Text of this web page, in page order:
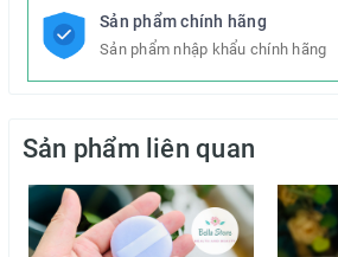
Sản phẩm chính hãng
Sản phẩm nhập khẩu chính hãng
Sản phẩm liên quan